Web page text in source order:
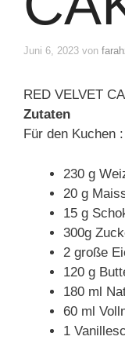
Juni 6, 2023 von
RED VELVET
Zutaten
Für den Kuchen :
230 g
20 g
15 g
300g
2 große
120 g
180 ml
60 ml
1